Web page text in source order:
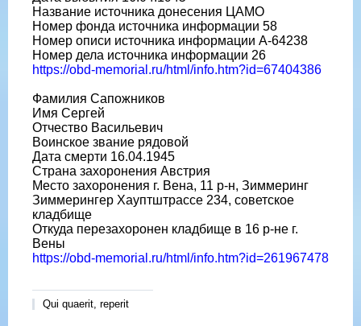
Название источника донесения ЦАМО
Номер фонда источника информации 58
Номер описи источника информации A-64238
Номер дела источника информации 26
https://obd-memorial.ru/html/info.htm?id=67404386
Фамилия Сапожников
Имя Сергей
Отчество Васильевич
Воинское звание рядовой
Дата смерти 16.04.1945
Страна захоронения Австрия
Место захоронения г. Вена, 11 р-н, Зиммеринг
Зиммерингер Хауптштрассе 234, советское
кладбище
Откуда перезахоронен кладбище в 16 р-не г.
Вены
https://obd-memorial.ru/html/info.htm?id=261967478
Qui quaerit, reperit